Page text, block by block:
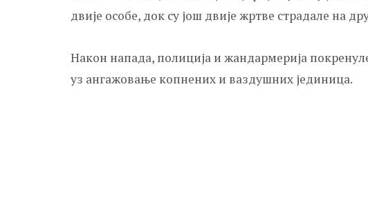
двије особе, док су још двије жртве страдале на
Након напада, полиција и жандармерија
уз ангажовање копнених и ваздушних јединица.